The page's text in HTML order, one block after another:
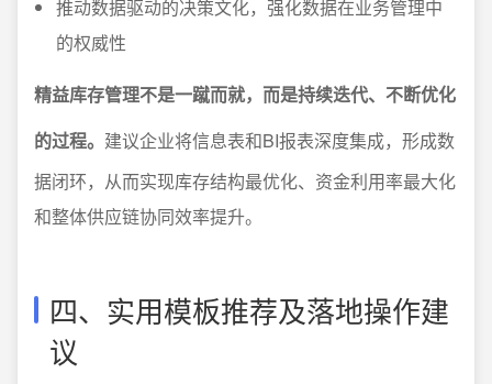
推动数据驱动的决策文化，强化数据在业务管理中
的权威性
精益库存管理不是一蹴而就，而是持续迭代、不断优化
的过程。 建议企业将信息表和BI报表深度集成，形成数
据闭环，从而实现库存结构最优化、资金利用率最大化
和整体供应链协同效率提升。
四、实用模板推荐及落地操作建
议